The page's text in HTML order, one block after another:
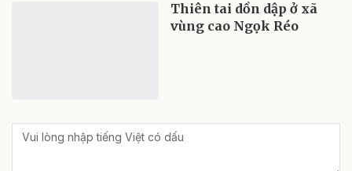
Thiên tai dồn dập ở xã
vùng cao Ngọk Réo